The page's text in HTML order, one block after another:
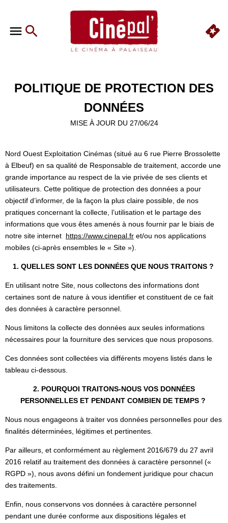
POLITIQUE DE PROTECTION DES
DONNÉES
MISE À JOUR DU 27/06/24
Nord Ouest Exploitation Cinémas (situé au 6 rue Pierre Brossolette
à Elbeuf) en sa qualité de Responsable de traitement, accorde une
grande importance au respect de la vie privée de ses clients et
utilisateurs. Cette politique de protection des données a pour
objectif d’informer, de la façon la plus claire possible, de nos
pratiques concernant la collecte, l’utilisation et le partage des
informations que vous êtes amenés à nous fournir par le biais de
notre site internet https://www.cinepal.fr et/ou nos applications
mobiles (ci-après ensembles le « Site »).
1. QUELLES SONT LES DONNÉES QUE NOUS TRAITONS ?
En utilisant notre Site, nous collectons des informations dont
certaines sont de nature à vous identifier et constituent de ce fait
des données à caractère personnel.
Nous limitons la collecte des données aux seules informations
nécessaires pour la fourniture des services que nous proposons.
Ces données sont collectées via différents moyens listés dans le
tableau ci-dessous.
2. POURQUOI TRAITONS-NOUS VOS DONNÉES
PERSONNELLES ET PENDANT COMBIEN DE TEMPS ?
Nous nous engageons à traiter vos données personnelles pour des
finalités déterminées, légitimes et pertinentes.
Par ailleurs, et conformément au règlement 2016/679 du 27 avril
2016 relatif au traitement des données à caractère personnel («
RGPD »), nous avons défini un fondement juridique pour chacun
des traitements.
Enfin, nous conservons vos données à caractère personnel
pendant une durée conforme aux dispositions légales et